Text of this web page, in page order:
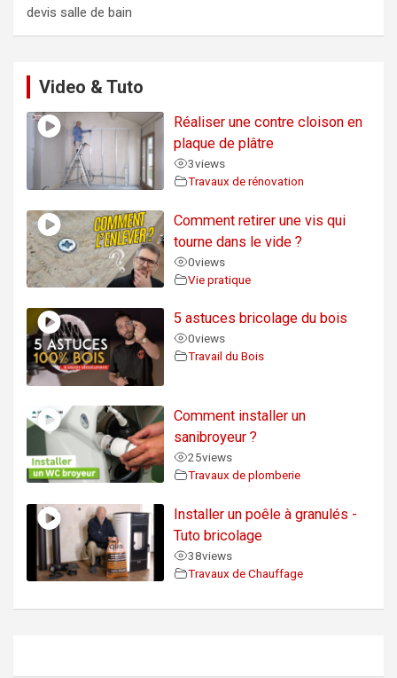
devis salle de bain
Video & Tuto
Réaliser une contre cloison en
plaque de plâtre
3views
Travaux de rénovation
Comment retirer une vis qui
tourne dans le vide ?
0views
Vie pratique
5 astuces bricolage du bois
0views
Travail du Bois
Comment installer un
sanibroyeur ?
25views
Travaux de plomberie
Installer un poêle à granulés -
Tuto bricolage
38views
Travaux de Chauffage